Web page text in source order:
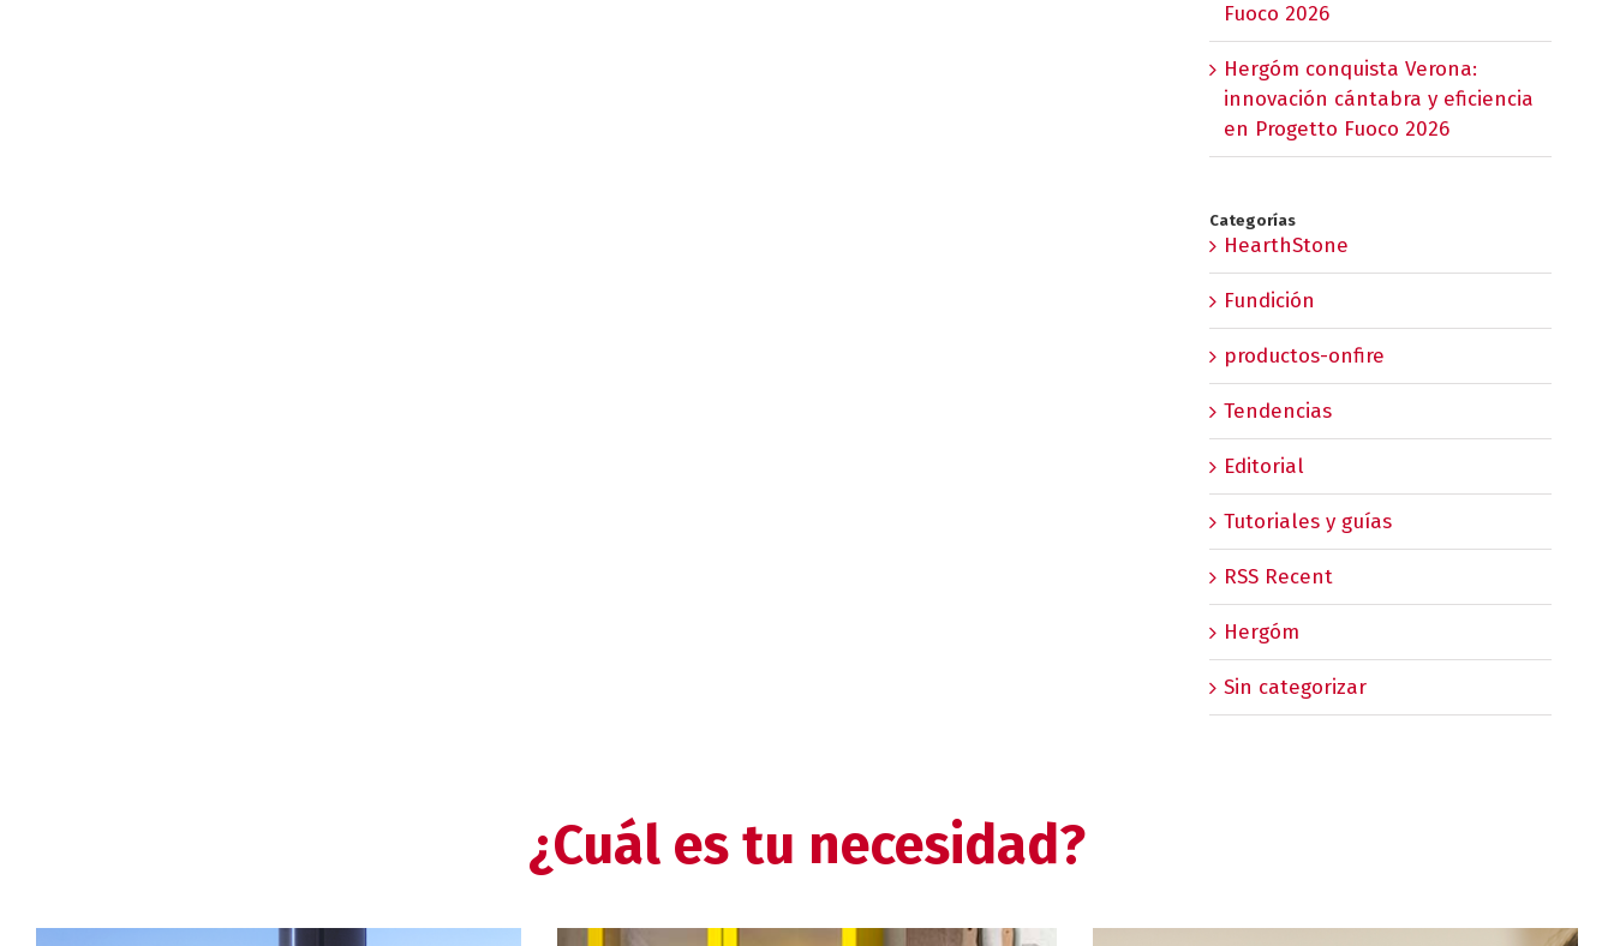
Fuoco 2026
Hergóm conquista Verona:
innovación cántabra y eficiencia
en Progetto Fuoco 2026
Categorías
HearthStone
Fundición
productos-onfire
Tendencias
Editorial
Tutoriales y guías
RSS Recent
Hergóm
Sin categorizar
¿Cuál es tu necesidad?